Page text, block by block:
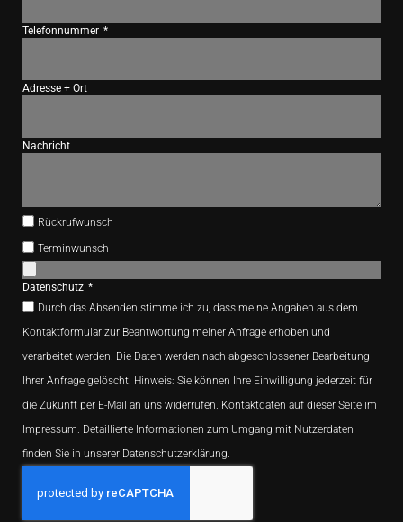
Telefonnummer
Adresse + Ort
Nachricht
Rückrufwunsch
Terminwunsch
Datenschutz
Durch das Absenden stimme ich zu, dass meine Angaben aus dem
Kontaktformular zur Beantwortung meiner Anfrage erhoben und
verarbeitet werden. Die Daten werden nach abgeschlossener Bearbeitung
Ihrer Anfrage gelöscht. Hinweis: Sie können Ihre Einwilligung jederzeit für
die Zukunft per E-Mail an uns widerrufen. Kontaktdaten auf dieser Seite im
Impressum. Detaillierte Informationen zum Umgang mit Nutzerdaten
finden Sie in unserer Datenschutzerklärung.